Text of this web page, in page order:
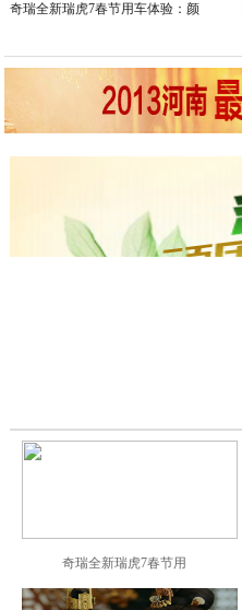
奇瑞全新瑞虎7春节用车体验：颜
奇瑞全新瑞虎7春节用